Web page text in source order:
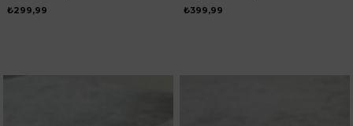
₺299,99 ₺399,99